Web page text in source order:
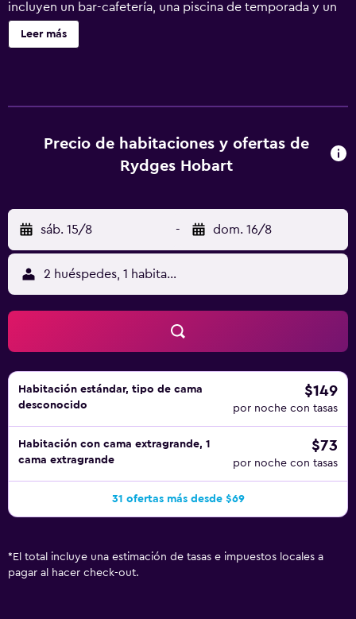
incluyen un bar-cafetería, una piscina de temporada y un
centro de negocios. Rydges Hobart ofrece 64
alojamientos con minibar y cafetera y tetera. Cada
ducha tipo lluvia, artículos de higiene personal gratuitos y
secador de pelo. Los huéspedes pueden navegar por la
escritorio y teléfono; se ofrecen llamadas locales gratuitas
(pueden existir restricciones). Las habitaciones también
incluyen tabla de planchar con plancha y ventilador
portátil. Se ofrece servicio de limpieza todos los días. Los
servicios de ocio y esparcimiento en este hotel incluyen
gimnasio y piscina al aire libre de temporada. No se
permite la entrada a la piscina a huéspedes menores de 18
años. Se pueden practicar las actividades de ocio y
esparcimiento que se indican más abajo en las
instalaciones o cerca del alojamiento (es posible que se
aplique un recargo).
Leer más
Precio de habitaciones y ofertas de
Rydges Hobart
sáb. 15/8 - dom. 16/8
2 huéspedes, 1 habitación
Habitación estándar, tipo de cama
desconocido
$149
por noche con tasas
Habitación con cama extragrande, 1
cama extragrande
$73
por noche con tasas
31 ofertas más desde $69
* El total incluye una estimación de tasas e impuestos locales a
pagar al hacer check-out.